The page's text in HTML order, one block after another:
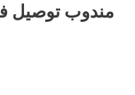
مندوب توصيل